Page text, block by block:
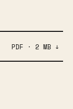
PDF · 2 MB ↓